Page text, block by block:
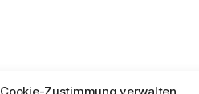
Cookie-Zustimmung verwalten